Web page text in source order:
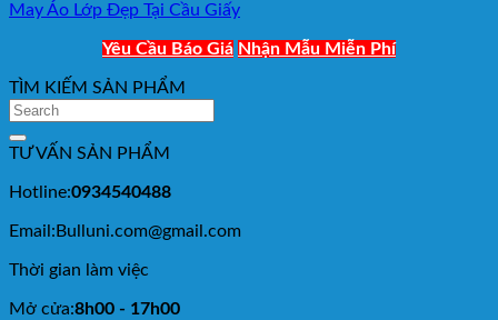
May Áo Lớp Đẹp Tại Cầu Giấy
Yêu Cầu Báo Giá Nhận Mẫu Miễn Phí
TÌM KIẾM SẢN PHẨM
TƯ VẤN SẢN PHẨM
Hotline:0934540488
Email:Bulluni.com@gmail.com
Thời gian làm việc
Mở cửa:8h00 - 17h00